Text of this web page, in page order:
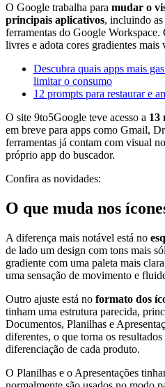
O Google trabalha para mudar o
principais aplicativos, incluindo
ferramentas do Google
livres e adota cores gradientes mais
Descubra quais apps mais
limitar o consumo
12 prompts para restaurar e
O site 9to5Google teve acesso a 13
em breve para apps como Gmail,
ferramentas já contam com visual
próprio app do buscador.
Confira as novidades:
O que muda nos
A diferença mais notável está no
de lado um design com tons mais
gradiente com uma paleta mais
uma sensação de movimento e
Outro ajuste está no formato dos
tinham uma estrutura parecida,
Documentos, Planilhas e
diferentes, o que torna os
diferenciação de cada produto.
O Planilhas e o Apresentações